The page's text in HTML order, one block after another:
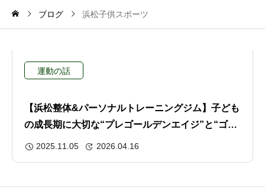
ブログ 浜松子供スポーツ
運動の話
【浜松整体&パーソナルトレーニングジム】子ども
の成長期に大切な“プレゴールデンエイジ”と“ゴー
ルデンエイジ”とは？｜この時期に育てたい動きの
2025.11.05 2026.04.16